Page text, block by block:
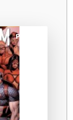
Promo